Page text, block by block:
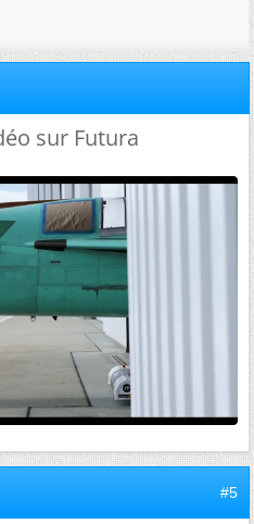
sur Futura
#5